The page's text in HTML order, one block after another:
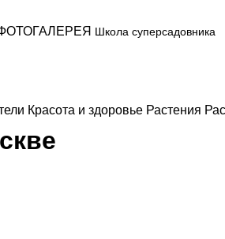
Школа суперсадовника
Красота и здоровье Растения